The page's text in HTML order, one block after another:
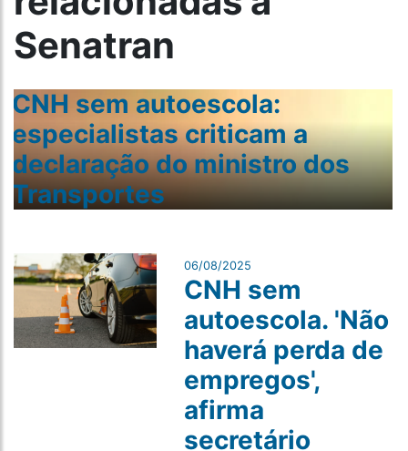
Senatran
CNH sem autoescola:
especialistas criticam a
declaração do ministro dos
Transportes
06/08/2025
CNH sem
autoescola. 'Não
haverá perda de
empregos',
afirma
secretário